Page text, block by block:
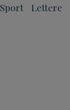
Sport Lettere